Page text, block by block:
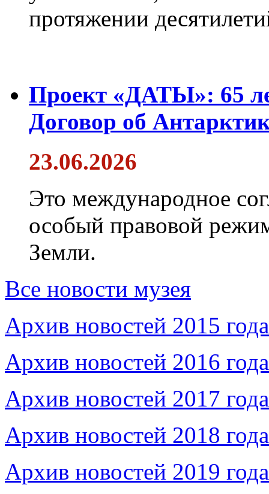
протяжении
Проект «ДАТЫ»: 65
Договор об
23.06.2026
Это международное
особый правовой
Земли.
Все новости музея
Архив новостей 2015 года
Архив новостей 2016 года
Архив новостей 2017 года
Архив новостей 2018 года
Архив новостей 2019 года